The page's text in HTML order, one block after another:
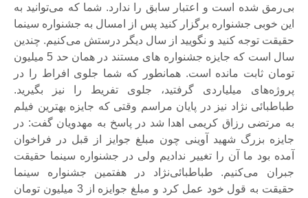
بی‌رمق شده است و اعتبار سابق را ندارد. شما که می‌توانید به
این خوبی جشنواره برگزار کنید پس از امسال به جشنواره سینما
حقیقت توجه کنید و نگویید از سال دیگر درستش می‌کنیم. چندین
سال است که جایزه جشنواره های مستند در همان حد 5 میلیون
تومان ثابت مانده است. همانطور که شما جلوی افراط را در
پروژه‌های میلیاردی گرفتید، جلوی تفریط را نیز بگیرید.
طباطبائی نژاد نیز در پایان مراسم وقتی که جایزه بهترین فیلم
به مرتضی رزاق کریمی اهدا شد در پاسخ به مهدویان گفت: در
جایزه بزرگ شهید آوینی چون مبلغ جوایز از قبل در فراخوان
آمده بود ما آن را تغییر ندادیم ولی در جشنواره سینما حقیقت
جبران می‌کنیم. طباطبائی‌نژاد در هفتمین جشنواره سینما
حقیقت به قول خود عمل کرد و مبلغ جوایزه از 3 میلیون تومان